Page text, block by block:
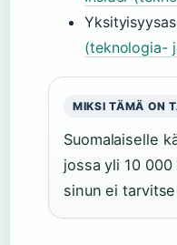
(teknologia-
MIKSI TÄMÄ ON
Suomalaiselle
jossa yli 10
sinun ei